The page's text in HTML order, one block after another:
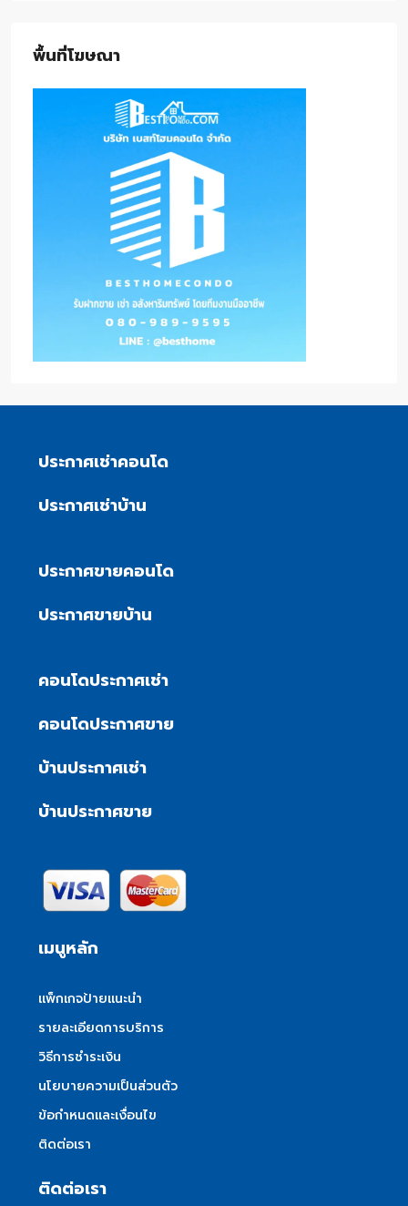
พื้นที่โฆษณา
ประกาศเช่าคอนโด
ประกาศเช่าบ้าน
ประกาศขายคอนโด
ประกาศขายบ้าน
คอนโดประกาศเช่า
คอนโดประกาศขาย
บ้านประกาศเช่า
บ้านประกาศขาย
เมนูหลัก
แพ็กเกจป้ายแนะนำ
รายละเอียดการบริการ
วิธีการชำระเงิน
นโยบายความเป็นส่วนตัว
ข้อกำหนดและเงื่อนไข
ติดต่อเรา
ติดต่อเรา